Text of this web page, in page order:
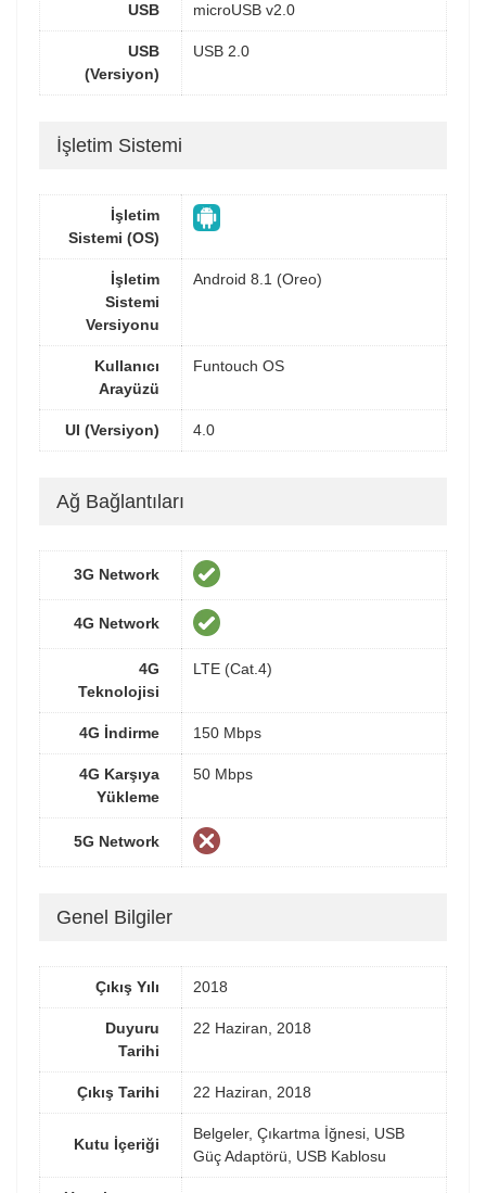
USB microUSB v2.0
USB
(Versiyon)
USB 2.0
İşletim Sistemi
İşletim
Sistemi (OS)
İşletim
Sistemi
Versiyonu
Android 8.1 (Oreo)
Kullanıcı
Arayüzü
Funtouch OS
UI (Versiyon) 4.0
Ağ Bağlantıları
3G Network
4G Network
4G
Teknolojisi
LTE (Cat.4)
4G İndirme 150 Mbps
4G Karşıya
Yükleme
50 Mbps
5G Network
Genel Bilgiler
Çıkış Yılı 2018
Duyuru
Tarihi
22 Haziran, 2018
Çıkış Tarihi 22 Haziran, 2018
Kutu İçeriği
Belgeler, Çıkartma İğnesi, USB
Güç Adaptörü, USB Kablosu